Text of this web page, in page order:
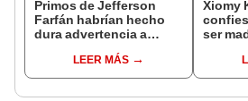
Primos de Jefferson
Farfán habrían hecho
dura advertencia a
que no lo denuncie:
"Piensa en tu hija"
LEER MÁS
Xiomy
ser
quiera
o dos”